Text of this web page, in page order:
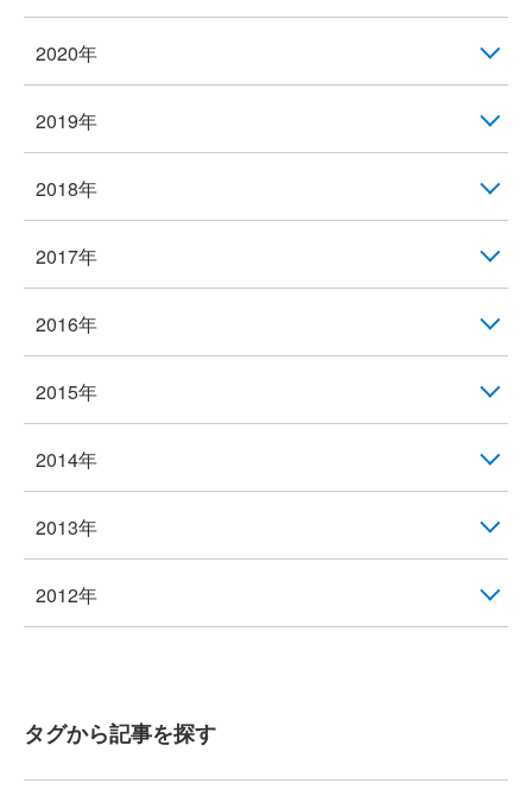
2020年
2019年
2018年
2017年
2016年
2015年
2014年
2013年
2012年
タグから記事を探す